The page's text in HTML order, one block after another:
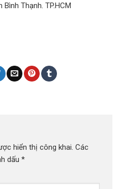
Bình Thạnh. TP.HCM
hiển thị công khai. Các
dấu *